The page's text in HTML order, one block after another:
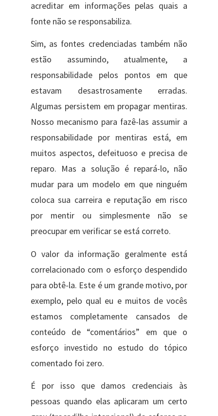
acreditar em informações pelas quais a
fonte não se responsabiliza.
Sim, as fontes credenciadas também não
estão assumindo, atualmente, a
responsabilidade pelos pontos em que
estavam desastrosamente erradas.
Algumas persistem em propagar mentiras.
Nosso mecanismo para fazê-las assumir a
responsabilidade por mentiras está, em
muitos aspectos, defeituoso e precisa de
reparo. Mas a solução é repará-lo, não
mudar para um modelo em que ninguém
coloca sua carreira e reputação em risco
por mentir ou simplesmente não se
preocupar em verificar se está correto.
O valor da informação geralmente está
correlacionado com o esforço despendido
para obtê-la. Este é um grande motivo, por
exemplo, pelo qual eu e muitos de vocês
estamos completamente cansados ​​de
conteúdo de “comentários” em que o
esforço investido no estudo do tópico
comentado foi zero.
É por isso que damos credenciais às
pessoas quando elas aplicaram um certo